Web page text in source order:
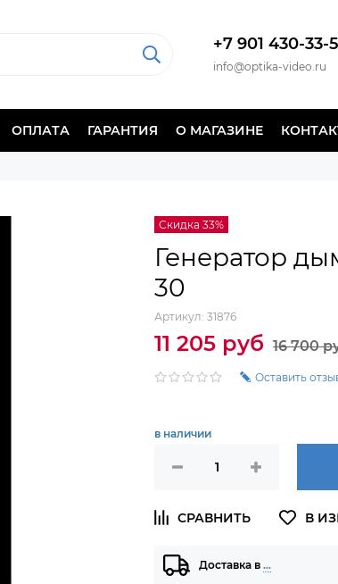
+7 901 430-33-
info@optika-video.ru
ОПЛАТА ГАРАНТИЯ О МАГАЗИНЕ
Скидка 33%
Генератор
30
Артикул: 31876
11 205 руб 16 700
Оставить
в наличии
Доставка в …